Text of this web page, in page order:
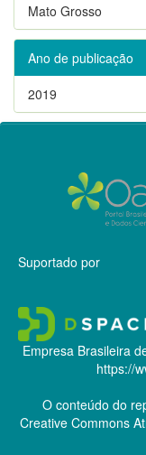
Mato Grosso
Ano de publicação
2019
Suportado por
Empresa Brasileira
https://
O conteúdo do
Creative Commons